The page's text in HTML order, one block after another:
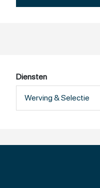
Diensten
Werving & Selectie